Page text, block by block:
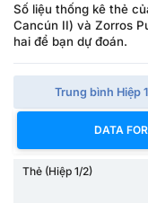
Số liệu thống kê thẻ
Cancún II) và Zorros
hai để bạn dự đoán.
Trung bình Hiệp
DATA
Thẻ (Hiệp 1/2)